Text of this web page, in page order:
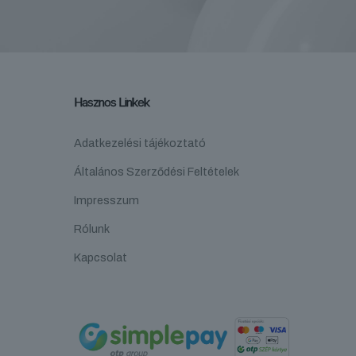
Hasznos Linkek
Adatkezelési tájékoztató
Általános Szerződési Feltételek
Impresszum
Rólunk
Kapcsolat